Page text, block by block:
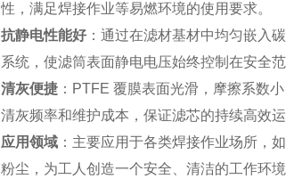
性，满足焊接作业等易燃环境的使用要求。
抗静电性能好：通过在滤材基材中均匀嵌入
系统，使滤筒表面静电电压始终控制在安全
清灰便捷：PTFE 覆膜表面光滑，摩擦系数
清灰频率和维护成本，保证滤芯的持续高效运
应用领域：主要应用于各类焊接作业场所，
粉尘，为工人创造一个安全、清洁的工作环